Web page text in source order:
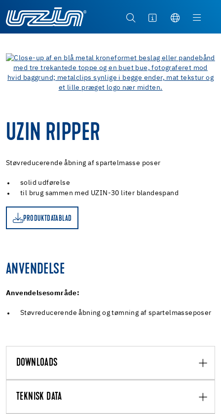
UZIN RIPPER
Støvreducerende åbning af spartelmasse poser
solid udførelse
til brug sammen med UZIN-30 liter blandespand
PRODUKTDATABLAD
ANVENDELSE
Anvendelsesområde:
Støvreducerende åbning og tømning af spartelmasseposer
DOWNLOADS
TEKNISK DATA